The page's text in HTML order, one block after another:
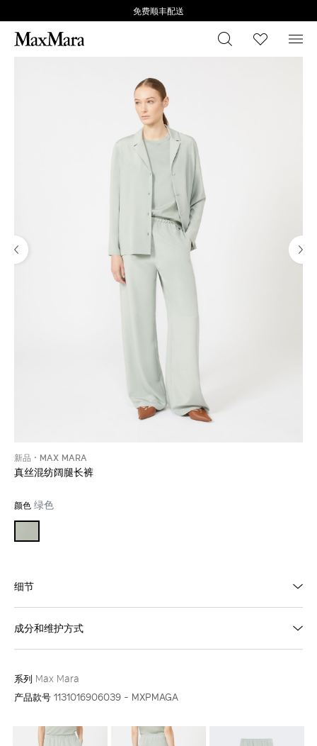
免费顺丰配送
搜索 心愿清
菜
新品 MAX MARA
真丝混纺阔腿长裤
颜色 绿色
细节
成分和维护方式
系列 Max Mara
产品款号 1131016906039 - MXPMAGA